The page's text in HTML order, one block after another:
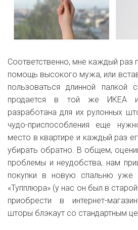
Соответственно, мне каждый раз
помощь высокого мужа, или
пользоваться длинной палкой
продается в той же ИКЕА и
разработана для их рулонных
чудо-приспособления еще
место в квартире и каждый раз
убирать обратно. В общем,
проблемы и неудобства, нам
покупки в новую спальню уже
«Тупплюра» (у нас он был в
приобрести в интернет-
шторы блэкаут со стандартным